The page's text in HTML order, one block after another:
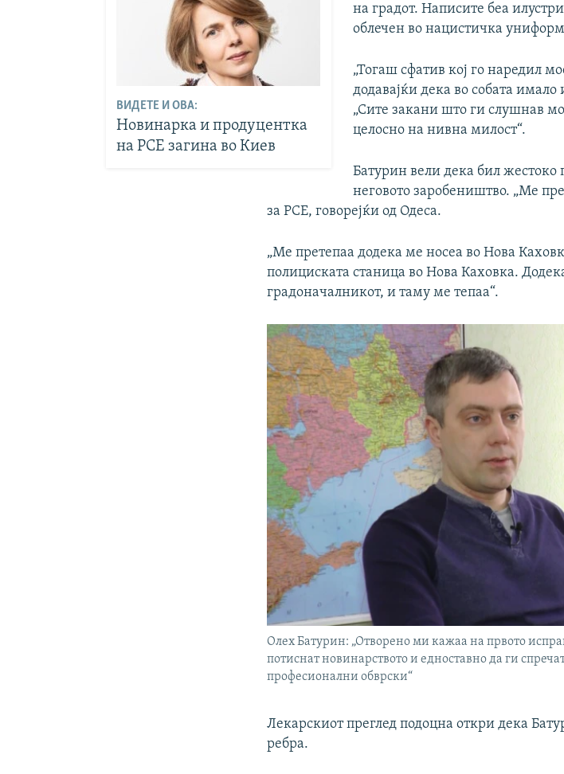
ВИДЕТЕ И ОВА:
Новинарка и продуцентка
на РСЕ загина во Киев
на градот. Написите беа
облечен во нацистичка
„Тогаш сфатив кој го наредил
додавајќи дека во собата
„Сите закани што ги слушнав
целосно на нивна милост“.
Батурин вели дека бил жестоко
неговото заробеништво. „Ме
за РСЕ, говорејќи од Одеса.
„Ме претепаа додека ме носеа во Нова
полициската станица во Нова Каховка.
градоначалникот, и таму ме тепаа“.
Олех Батурин: „Отворено ми кажаа на првото
потиснат новинарството и едноставно да ги
професионални обврски“
Лекарскиот преглед подоцна откри дека
ребра.